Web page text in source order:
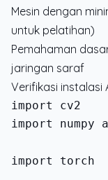
Mesin dengan
untuk pelatihan)
Pemahaman
jaringan saraf
Verifikasi instalasi
import numpy
import torch